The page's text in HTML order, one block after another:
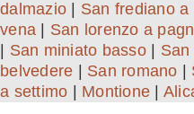
dalmazio
San frediano a
vena
San lorenzo a
San miniato basso|
belvedere
San romano
a settimo
Montione